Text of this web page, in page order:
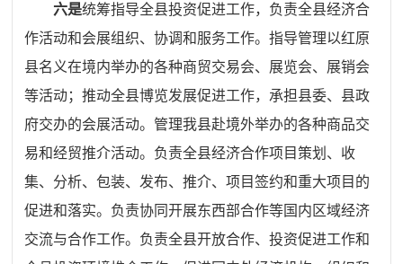
六是统筹指导全县投资促进工作，负责全县经济合
作活动和会展组织、协调和服务工作。指导管理以红原
县名义在境内举办的各种商贸交易会、展览会、展销会
等活动；推动全县博览发展促进工作，承担县委、县政
府交办的会展活动。管理我县赴境外举办的各种商品交
易和经贸推介活动。负责全县经济合作项目策划、收
集、分析、包装、发布、推介、项目签约和重大项目的
促进和落实。负责协同开展东西部合作等国内区域经济
交流与合作工作。负责全县开放合作、投资促进工作和